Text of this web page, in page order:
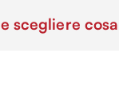
scegliere